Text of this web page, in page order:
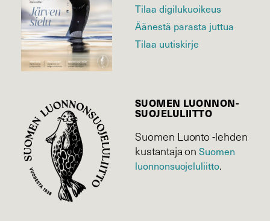
Tilaa digilukuoikeus
Äänestä parasta juttua
Tilaa uutiskirje
SUOMEN LUONNON­
SUOJELU­LIITTO
Suomen Luonto -lehden
kustantaja onSuomen
luonnonsuojelu­liitto.